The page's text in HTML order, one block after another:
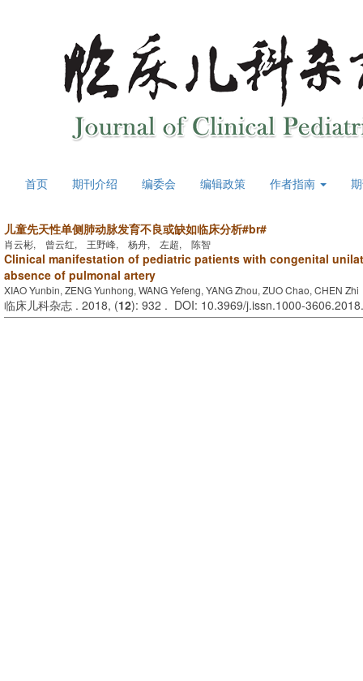
首页 期刊介绍 编委会 编辑政策 作者指南
儿童先天性单侧肺动脉发育不良或缺如临床分析#br#
肖云彬, 曾云红, 王野峰, 杨舟, 左超, 陈智
Clinical manifestation of pediatric patients with congenital
absence of pulmonal artery
XIAO Yunbin, ZENG Yunhong, WANG Yefeng, YANG Zhou, ZUO Chao, CHEN Zhi
临床儿科杂志 . 2018, (12): 932 . DOI: 10.3969/j.issn.1000-